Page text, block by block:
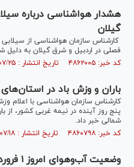
هشدار هواشناسی درباره
گیلان
کارشناس سازمان هواشناسی از
فصلی در اردبیل و شرق گیلان به دلیل
کد خبر: ۴۸۶۲۰۰۵ تاریخ انتشار : ۱۴۰۴/۰۷/۲۵
باران و وزش باد در
کارشناس سازمان هواشناسی با
پنج روز آینده در نیمه غربی کشور، از
شمالی خبر داد.
کد خبر: ۴۸۶۰۷۹۸ تاریخ انتشار : ۱۴۰۴/۰۷/۱۸